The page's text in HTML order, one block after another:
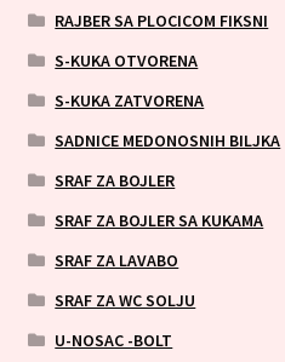
RAJBER SA PLOCICOM FIKSNI
S-KUKA OTVORENA
S-KUKA ZATVORENA
SADNICE MEDONOSNIH BILJKA
SRAF ZA BOJLER
SRAF ZA BOJLER SA KUKAMA
SRAF ZA LAVABO
SRAF ZA WC SOLJU
U-NOSAC -BOLT